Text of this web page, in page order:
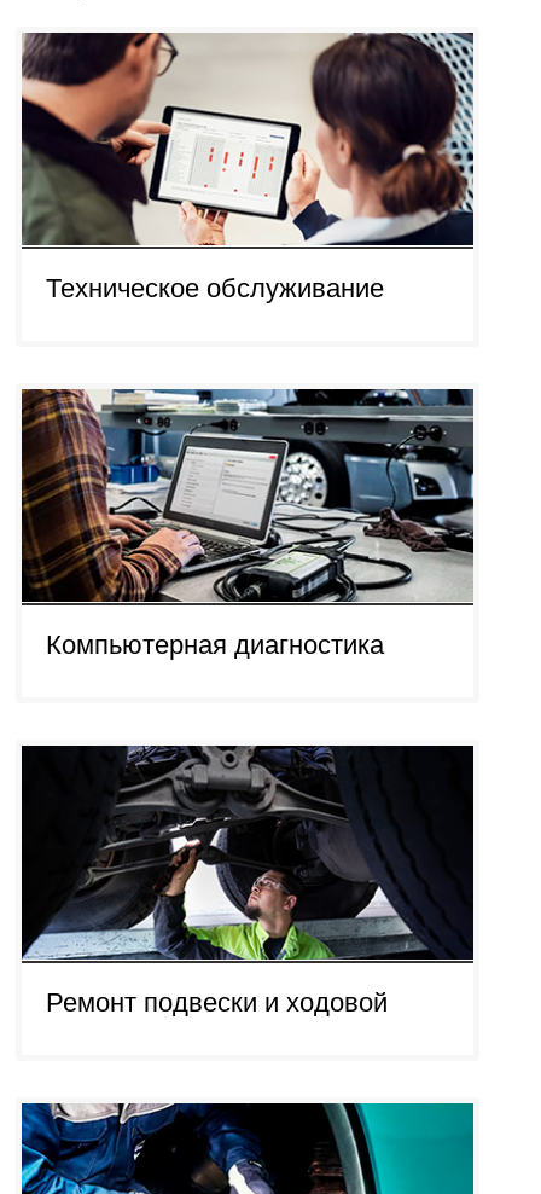
Техническое обслуживание
Компьютерная диагностика
Ремонт подвески и ходовой